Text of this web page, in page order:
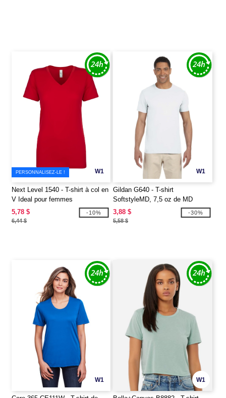
W1
PERSONNALISEZ-LE !
Next Level 1540 - T-shirt à col en
V Ideal pour femmes
5,78 $
6,44 $
-10%
W1
Gildan G640 - T-shirt
SoftstyleMD, 7,5 oz de MD
3,88 $
5,58 $
-30%
W1 W1